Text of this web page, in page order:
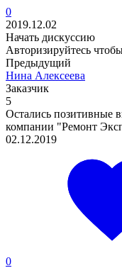
0
2019.12.02
Начать дискуссию
Авторизируйтесь
Предыдущий
Нина Алексеева
Заказчик
5
Остались позитивные
компании "Ремонт
02.12.2019
0